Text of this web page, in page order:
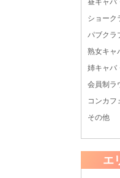
昼キャバ
ショーク
パブクラ
熟女キャ
姉キャバ
会員制ラ
コンカフ
その他
エ